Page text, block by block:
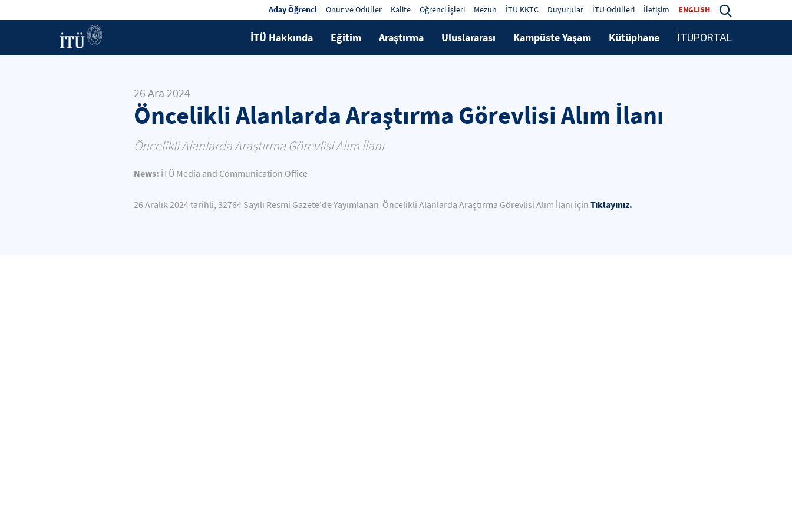
Aday Öğrenci Onur ve Ödüller Kalite Öğrenci İşleri Mezun İTÜ KKTC Duyurular İTÜ Ödülleri İletişim ENGLISH
İTÜ Hakkında Eğitim Araştırma Uluslararası Kampüste Yaşam Kütüphane İTÜPORTAL
26 Ara 2024
Öncelikli Alanlarda Araştırma Görevlisi Alım İlanı
Öncelikli Alanlarda Araştırma Görevlisi Alım İlanı
News: İTÜ Media and Communication Office
26 Aralık 2024 tarihli, 32764 Sayılı Resmi Gazete'de Yayımlanan Öncelikli Alanlarda Araştırma Görevlisi Alım İlanı için Tıklayınız.